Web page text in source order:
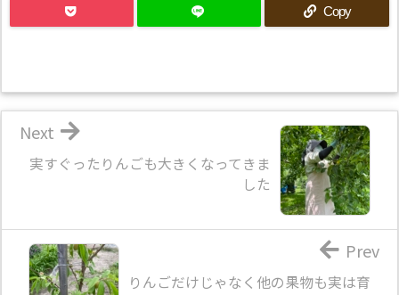
Copy
実すぐったりんごも大きくなってきま
した
Next
りんごだけじゃなく他の果物も実は育
Prev